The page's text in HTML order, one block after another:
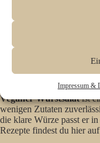
Impressum &
Vor dem Servieren kurz
Gurkenwasser oder
Einfrieren ist nicht
Veganer Wurstsalatist
wenigen Zutaten
die klare Würze passt er
Rezepte findest du hier